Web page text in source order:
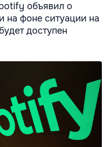
объявил о
на фоне ситуации на
доступен